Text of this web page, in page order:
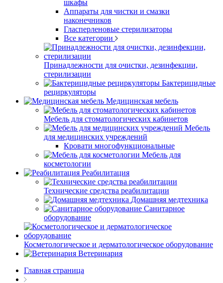
шкафы
Аппараты для чистки и смазки
наконечников
Гласперленовые стерилизаторы
Все категории
Принадлежности для очистки, дезинфекции,
стерилизации
Бактерицидные
рециркуляторы
Медицинская мебель
Мебель для стоматологических кабинетов
Мебель
для медицинских учреждений
Кровати многофункциональные
Мебель для
косметологии
Реабилитация
Технические средства реабилитации
Домашняя медтехника
Санитарное
оборудование
Косметологическое и дерматологическое оборудование
Ветеринария
Главная страница